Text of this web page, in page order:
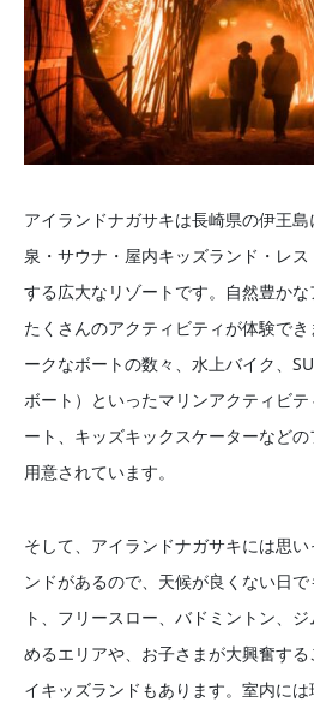
アイランドナガサキは長崎県の伊王
泉・サウナ・屋内キッズランド・レ
する広大なリゾートです。自然豊かな
たくさんのアクティビティが体験で
ークなボートの数々、水上バイク、
ボート）といったマリンアクティビ
ート、キッズキックスケーターなど
用意されています。
そして、アイランドナガサキには思
ンドがあるので、天候が良くない日
ト、フリースロー、バドミントン、
めるエリアや、お子さまが大興奮す
イキッズランドもあります。室内には